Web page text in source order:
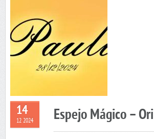
14
12 2024 Espejo Mágico – Ori